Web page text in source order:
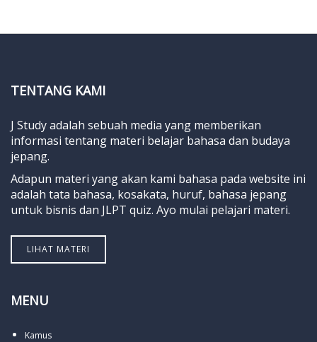
TENTANG KAMI
J Study adalah sebuah media yang memberikan
informasi tentang materi belajar bahasa dan budaya
jepang.
Adapun materi yang akan kami bahasa pada website ini
adalah tata bahasa, kosakata, huruf, bahasa jepang
untuk bisnis dan JLPT quiz. Ayo mulai pelajari materi.
LIHAT MATERI
MENU
Kamus